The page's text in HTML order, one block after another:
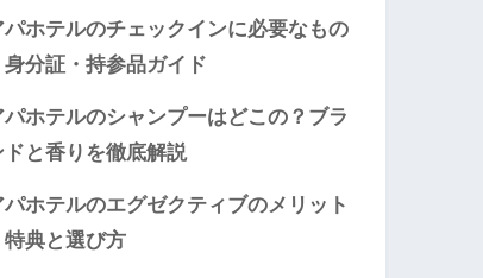
パホテルのチェックインに必要なもの
身分証・持参品ガイド
パホテルのシャンプーはどこの？ブラ
ドと香りを徹底解説
パホテルのエグゼクティブのメリット
特典と選び方